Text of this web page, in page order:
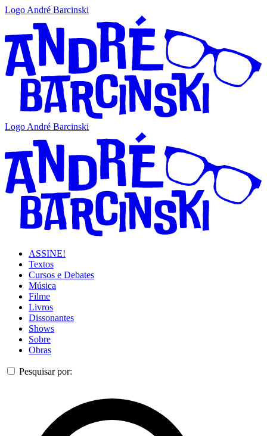
Logo André Barcinski
Logo André Barcinski
ASSINE!
Textos
Cursos e Debates
Música
Filme
Livros
Dissonantes
Shows
Sobre
Obras
Pesquisar por: